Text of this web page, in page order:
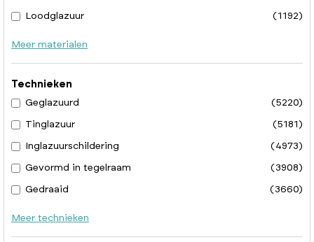
Loodglazuur (1192)
Meer materialen
Technieken
Geglazuurd
(5220)
Tinglazuur (5181)
Inglazuurschildering (4973)
Gevormd in tegelraam (3908)
Gedraaid (3660)
Meer technieken